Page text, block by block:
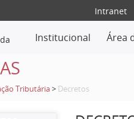
Intranet
Institucional Área
Tributária > Decretos